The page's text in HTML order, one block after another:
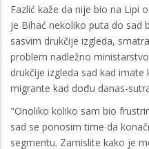
Fazlić kaže da nije bio na Lipi
je Bihać nekoliko puta do sad
sasvim drukčije izgleda,
problem nadležno
drukčije izgleda sad kad
migrante kad dođu danas-
"Onoliko koliko sam bio
sad se ponosim time da
segmentu. Zamislite kako je